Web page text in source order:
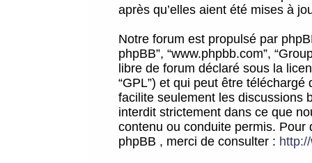
après qu’elles aient été mises à
Notre forum est propulsé par
phpBB”, “www.phpbb.com”,
libre de forum déclaré sous la
“GPL”) et qui peut être téléchargé
facilite seulement les discussions
interdit strictement dans ce que
contenu ou conduite permis.
phpBB , merci de consulter :